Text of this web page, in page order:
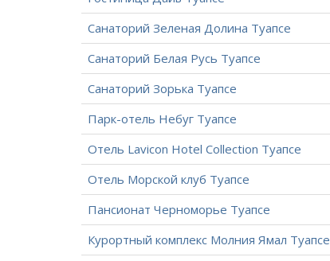
Санаторий Зеленая Долина Туапсе
Санаторий Белая Русь Туапсе
Санаторий Зорька Туапсе
Парк-отель Небуг Туапсе
Отель Lavicon Hotel Collection Туапсе
Отель Морской клуб Туапсе
Пансионат Черноморье Туапсе
Курортный комплекс Молния Ямал Туапсе